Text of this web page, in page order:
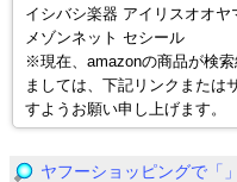
イシバシ楽器 アイリスオオ
メゾンネット セシール
※現在、amazonの商品が検
ましては、下記リンクまたは
すようお願い申し上げます。
ヤフーショッピングで「」